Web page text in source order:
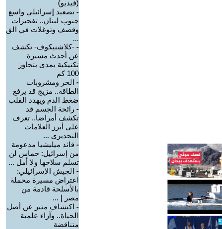
(فيديو)
- تصعيد إسرائيلي واسع
جنوب لبنان.. تفجيرات
وقصف وتوغلات في الق
...
- -كلاشنيكوف- تكشف
عن أحدث مسيرة
تكتيكية بمدى يتجاوز
100 كم
- الحر ومشروبات
الطاقة.. مزيج قد يرفع
ضغط الدم ويهدد القلب
- رائحة الجسم قد
تكشف أمراضا.. تعرف
على أبرز العلامات
التحذيري ...
- قائد ميليشيا مدعومة
من إسرائيل: حماس لن
تسلم سلاحها ولا أمل ...
- الجيش الإسرائيلي:
اعتراض مسيرة محملة
بالأسلحة قادمة من
مصر إ ...
- اكتشاف مثير عن أصل
الحياة.. وآراء علمية
متناقضة